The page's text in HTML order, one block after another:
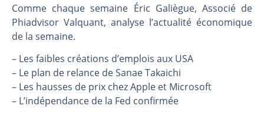
Pourquoi le monde entier vacille en même temps cette semaine ? | par Louis-Antoine Michelet
Comme chaque semaine Éric Galiègue, Associé de
Phiadvisor Valquant, analyse l’actualité économique
de la semaine.
– Les faibles créations d’emplois aux USA
– Le plan de relance de Sanae Takaichi
– Les hausses de prix chez Apple et Microsoft
– L’indépendance de la Fed confirmée